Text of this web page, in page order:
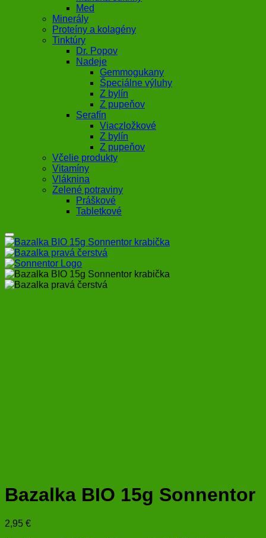
Med
Minerály
Proteíny a kolagény
Tinktúry
Dr. Popov
Nadeje
Gemmogukany
Špeciálne výluhy
Z bylín
Z pupeňov
Serafín
Viaczložkové
Z bylín
Z pupeňov
Včelie produkty
Vitamíny
Vláknina
Zelené potraviny
Práškové
Tabletkové
Bazalka BIO 15g Sonnentor
2,95 €